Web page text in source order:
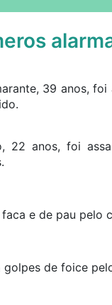
39 anos,
22 anos, foi
e de pau pelo
golpes de foice